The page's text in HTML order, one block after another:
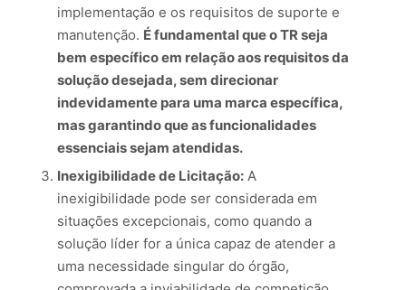
implementação e os requisitos de suporte e
manutenção. É fundamental que o TR seja
bem específico em relação aos requisitos da
solução desejada, sem direcionar
indevidamente para uma marca específica,
mas garantindo que as funcionalidades
essenciais sejam atendidas.
Inexigibilidade de Licitação:A
inexigibilidade pode ser considerada em
situações excepcionais, como quando a
solução líder for a única capaz de atender a
uma necessidade singular do órgão,